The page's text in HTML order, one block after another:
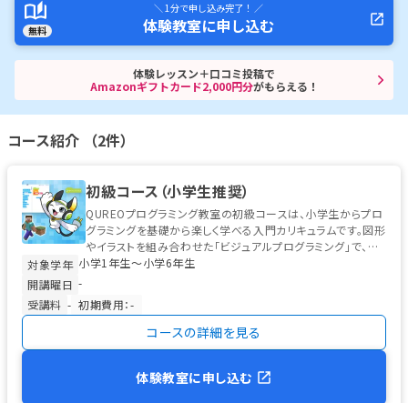
無料
＼ 1分で申し込み完了！ ／
体験教室に申し込む
体験レッスン＋口コミ投稿で
Amazonギフトカード2,000円分がもらえる！
コース紹介 （2件）
初級コース（小学生推奨）
QUREOプログラミング教室の初級コースは、小学生からプロ
グラミングを基礎から楽しく学べる入門カリキュラムです。図形
やイラストを組み合わせた「ビジュアルプログラミング」で、初
めてのお子様でも安心...
対象学年 小学1年生〜小学6年生
開講曜日 -
受講料 - 初期費用：-
コースの詳細を見る
体験教室に申し込む